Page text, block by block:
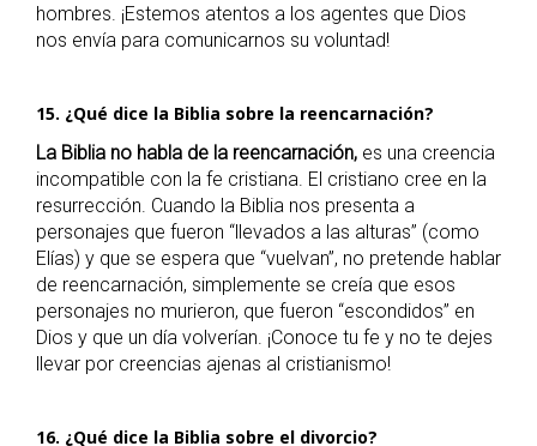
hombres. ¡Estemos atentos a los agentes que Dios
nos envía para comunicarnos su voluntad!
15. ¿Qué dice la Biblia sobre la reencarnación?
La Biblia no habla de la reencarnación, es una creencia
incompatible con la fe cristiana. El cristiano cree en la
resurrección. Cuando la Biblia nos presenta a
personajes que fueron “llevados a las alturas” (como
Elías) y que se espera que “vuelvan”, no pretende hablar
de reencarnación, simplemente se creía que esos
personajes no murieron, que fueron “escondidos” en
Dios y que un día volverían. ¡Conoce tu fe y no te dejes
llevar por creencias ajenas al cristianismo!
16. ¿Qué dice la Biblia sobre el divorcio?